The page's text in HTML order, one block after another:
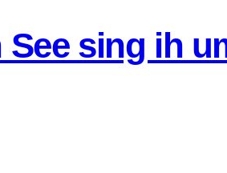
See sing ih